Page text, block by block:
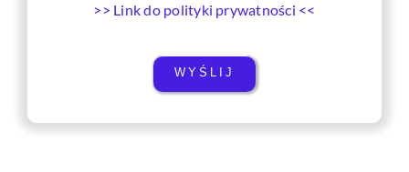
>> Link do polityki prywatności <<
WYŚLIJ